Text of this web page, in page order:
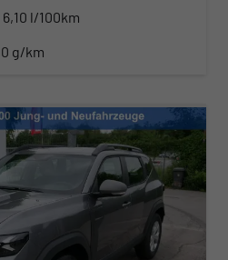
6,10 l/100km
g/km